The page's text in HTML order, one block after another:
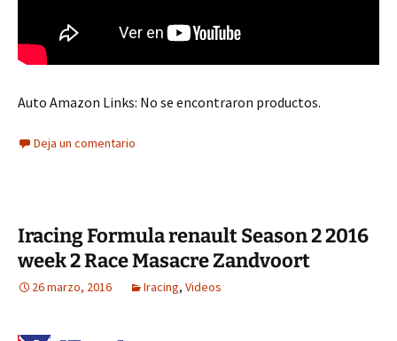
Auto Amazon Links: No se encontraron productos.
Deja un comentario
Iracing Formula renault Season 2 2016
week 2 Race Masacre Zandvoort
26 marzo, 2016 Iracing, Videos